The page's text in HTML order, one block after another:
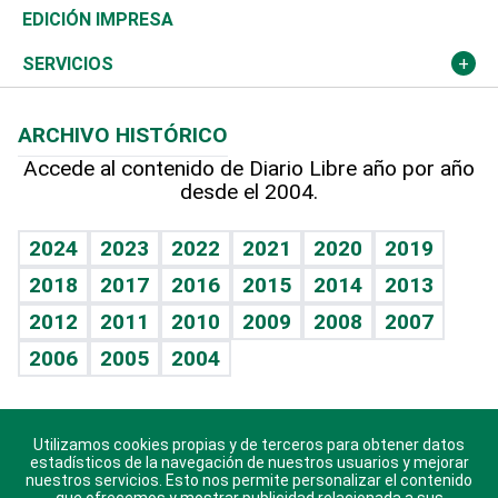
Caribe
Resto del mundo
Global y variable
Economía personal
Novedades
Podcast Arte Libre
Hablando con el pediatra
Vida y familia
Eñe
Celebrando la vida
Sin complejos
En pocas palabras
Escuchando al corazón
Olimpismo
Más deportes
Línea de hit
TBT Deportivo
Noticiero Poteleche
Columnistas
Martes de tecnología
Cambio climático
Deportes
Opinión
Hecho en casa
Guía del dinero
EDICIÓN IMPRESA
SERVICIOS
Cumpleaños
Horóscopos
Crucigramas
ARCHIVO HISTÓRICO
Accede al contenido de Diario Libre año por año
desde el 2004.
2024 2023 2022 2021 2020
2019
2018
2017 2016 2015 2014
2013
2012
2011 2010 2009 2008
2007
2006
2005 2004
Descarga nuestras aplicaciones para Android, iOS y
sistema Huawei.
Utilizamos cookies propias y de terceros para obtener datos
estadísticos de la navegación de nuestros usuarios y mejorar
nuestros servicios. Esto nos permite personalizar el contenido